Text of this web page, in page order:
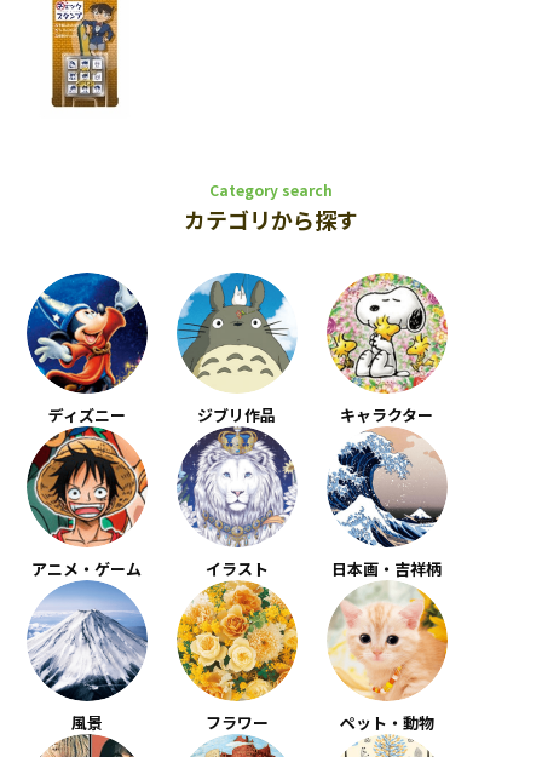
Category search
カテゴリから探す
ディズニー ジブリ作品 キャラクター
アニメ・ゲーム イラスト 日本画・吉祥柄
風景 フラワー ペット・動物